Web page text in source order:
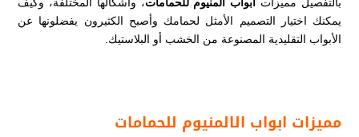
يمكنك اختيار التصميم الأمثل لحمامك وأصبح الكثيرون يفضلونها عن
الأبواب التقليدية المصنوعة من الخشب أو البلاستيك.
مميزات ابواب الالمنيوم للحمامات